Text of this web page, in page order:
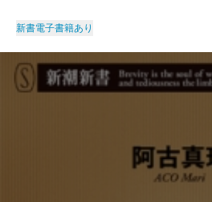
新書電子書籍あり